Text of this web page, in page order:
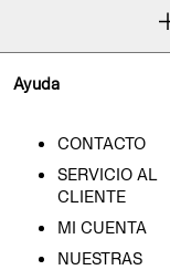
Ayuda
CONTACTO
SERVICIO AL
CLIENTE
MI CUENTA
NUESTRAS